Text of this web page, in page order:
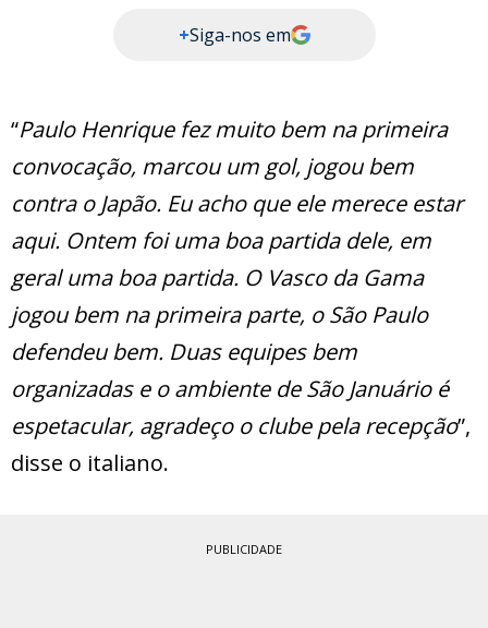
+Siga-nos em
“Paulo Henrique fez muito bem na primeira
convocação, marcou um gol, jogou bem
contra o Japão. Eu acho que ele merece estar
aqui. Ontem foi uma boa partida dele, em
geral uma boa partida. O Vasco da Gama
jogou bem na primeira parte, o São Paulo
defendeu bem. Duas equipes bem
organizadas e o ambiente de São Januário é
espetacular, agradeço o clube pela recepção”,
disse o italiano.
PUBLICIDADE